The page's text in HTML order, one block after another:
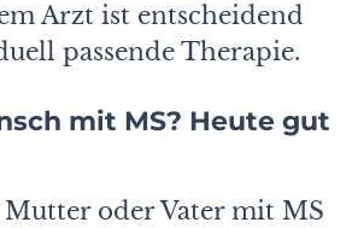
Arzt ist entscheidend
passende Therapie.
mit MS? Heute gut
Mutter oder Vater mit MS